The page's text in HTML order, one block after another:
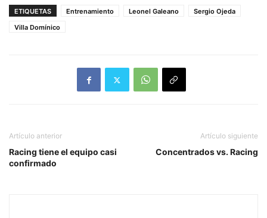
ETIQUETAS Entrenamiento Leonel Galeano
Sergio Ojeda
Villa Domínico
Artículo anterior
Racing tiene el equipo casi
confirmado
Artículo siguiente
Concentrados vs. Racing